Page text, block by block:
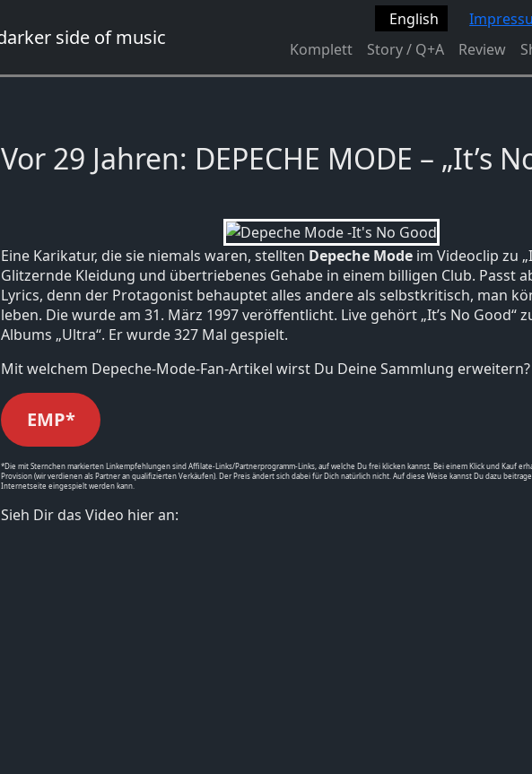
English
Komplett
Story / Q+A Review
Vor 29 Jahren: DEPECHE MODE – „It’s
Eine Karikatur, die sie niemals waren, stellten Depeche Mode im Videoclip zu
Glitzernde Kleidung und übertriebenes Gehabe in einem billigen Club. Passt
Lyrics, denn der Protagonist behauptet alles andere als selbstkritisch, man
leben. Die wurde am 31. März 1997 veröffentlicht. Live gehört „It’s No Good“
Albums „Ultra“. Er wurde 327 Mal gespielt.
Mit welchem Depeche-Mode-Fan-Artikel wirst Du Deine Sammlung erweitern?
EMP*
*Die mit Sternchen markierten Linkempfehlungen sind Affilate-Links/Partnerprogramm-Links, auf welche Du frei klicken kannst. Bei einem Klick und Kauf
Provision (wir verdienen als Partner an qualifizierten Verkäufen). Der Preis ändert sich dabei für Dich natürlich nicht. Auf diese Weise kannst Du dazu
Internetseite eingespielt werden kann.
Sieh Dir das Video hier an: